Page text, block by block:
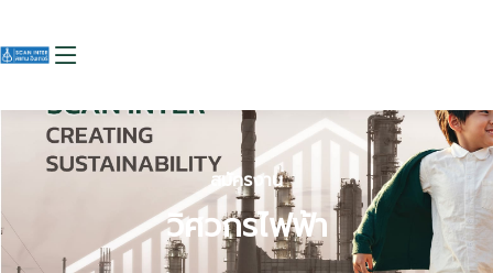
สมัครงาน
วิศวกรไฟฟ้า